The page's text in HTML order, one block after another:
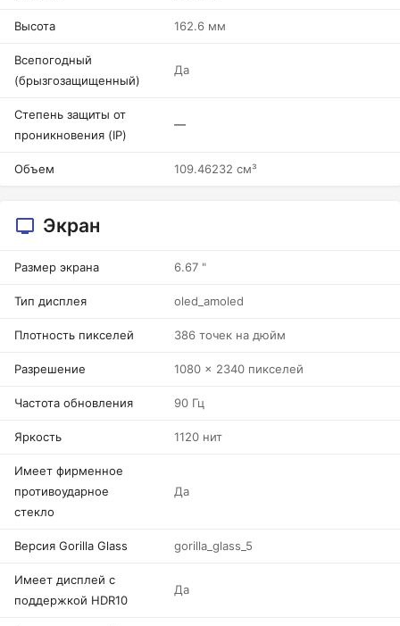
Высота 162.6 мм
Всепогодный
(брызгозащищенный)
Да
Степень защиты от
проникновения (IP)
—
Объем 109.46232 см³
Экран
Размер экрана 6.67 "
Тип дисплея oled_amoled
Плотность пикселей 386 точек на дюйм
Разрешение 1080 x 2340 пикселей
Частота обновления 90 Гц
Яркость 1120 нит
Имеет фирменное
противоударное
стекло
Да
Версия Gorilla Glass gorilla_glass_5
Имеет дисплей с
поддержкой HDR10
Да